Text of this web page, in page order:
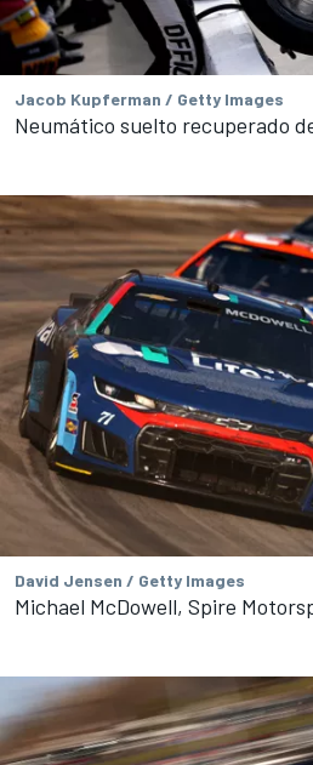
Jacob Kupferman / Getty Images
Neumático suelto recuperado
David Jensen / Getty Images
Michael McDowell, Spire